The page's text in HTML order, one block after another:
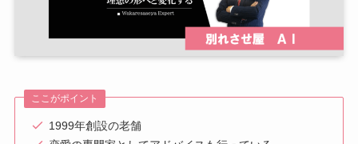
ここがポイント
1999年創設の老舗